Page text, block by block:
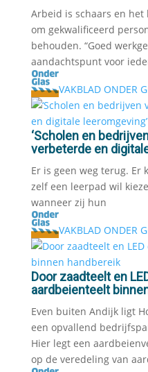
Arbeid is schaars en
om gekwalificeerd
behouden. “Goed
aandachtspunt voor
VAKBLAD ONDER
‘Scholen en
verbeterde en
Er is geen weg terug. Er
zelf een leerpad wil
wanneer zij hun
VAKBLAD ONDER
Door zaadteelt en
aardbeienteelt
Even buiten Andijk ligt
een opvallend
Hier legt een
op de veredeling van